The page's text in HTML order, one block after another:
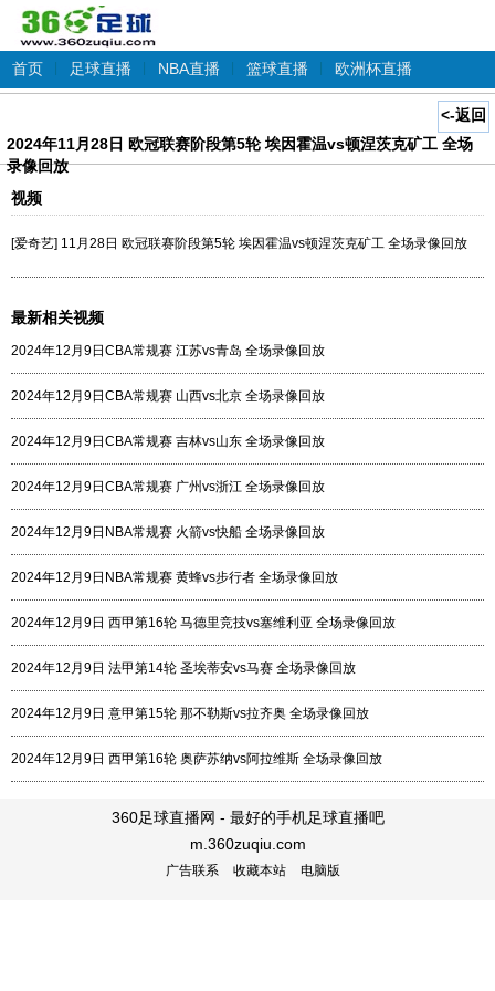
首页 足球直播 NBA直播 篮球直播 欧洲杯直播
<-返回
2024年11月28日 欧冠联赛阶段第5轮 埃因霍温vs顿涅茨克矿工 全场
录像回放
视频
[爱奇艺] 11月28日 欧冠联赛阶段第5轮 埃因霍温vs顿涅茨克矿工 全场录像回放
最新相关视频
2024年12月9日CBA常规赛 江苏vs青岛 全场录像回放
2024年12月9日CBA常规赛 山西vs北京 全场录像回放
2024年12月9日CBA常规赛 吉林vs山东 全场录像回放
2024年12月9日CBA常规赛 广州vs浙江 全场录像回放
2024年12月9日NBA常规赛 火箭vs快船 全场录像回放
2024年12月9日NBA常规赛 黄蜂vs步行者 全场录像回放
2024年12月9日 西甲第16轮 马德里竞技vs塞维利亚 全场录像回放
2024年12月9日 法甲第14轮 圣埃蒂安vs马赛 全场录像回放
2024年12月9日 意甲第15轮 那不勒斯vs拉齐奥 全场录像回放
2024年12月9日 西甲第16轮 奥萨苏纳vs阿拉维斯 全场录像回放
360足球直播网 - 最好的手机足球直播吧
m.360zuqiu.com
广告联系 收藏本站 电脑版